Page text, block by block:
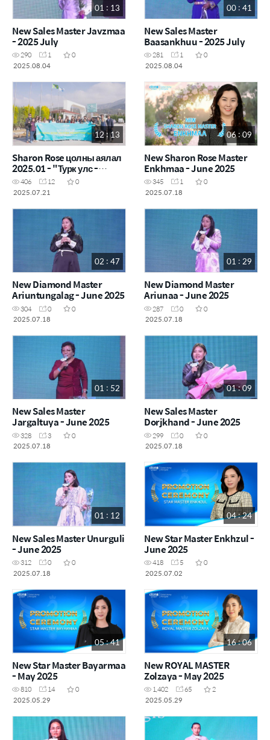
01 : 13
New Sales Master Javzmaa
- 2025 July
290 1
0
2025.08.04
00 : 41
New Sales Master
Baasankhuu - 2025 July
281 1
0
2025.08.04
12 : 13
Sharon Rose цолны аялал
2025.01 - "Турк улс -
Гурван хотын аялал"
406 12
0
2025.07.21
06 : 09
New Sharon Rose Master
Enkhmaa - June 2025
345 1
0
2025.07.18
02 : 47
New Diamond Master
Ariuntungalag - June 2025
304 0
0
2025.07.18
01 : 29
New Diamond Master
Ariunaa - June 2025
287 0
0
2025.07.18
01 : 52
New Sales Master
Jargaltuya - June 2025
328 3
0
2025.07.18
01 : 09
New Sales Master
Dorjkhand - June 2025
299 0
0
2025.07.18
01 : 12
New Sales Master Unurguli
- June 2025
312 0
0
2025.07.18
04 : 24
New Star Master Enkhzul -
June 2025
418 5
0
2025.07.02
05 : 41
New Star Master Bayarmaa
- May 2025
810 14
0
2025.05.29
16 : 06
New ROYAL MASTER
Zolzaya - May 2025
1,402 65
2
2025.05.29